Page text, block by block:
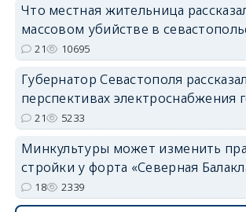
Что местная жительница
массовом убийстве в
21 10695
Губернатор Севастополя
перспективах электроснабжения
21 5233
Минкультуры может изменить
стройки у форта «Северная
18 2339